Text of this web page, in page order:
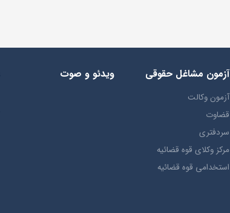
آزمون مشاغل حقوقی
آزمون وکالت
قضاوت
سردفتری
مرکز وکلای قوه قضائیه
استخدامی قوه قضائیه
ویدئو و صوت